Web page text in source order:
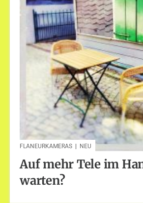
FLANEURKAMERAS | NEU
Auf mehr Tele im
warten?